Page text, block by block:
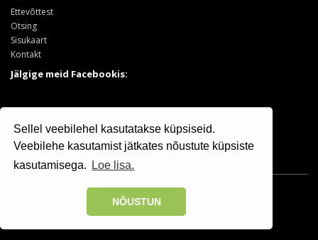
Sellel veebilehel kasutatakse küpsiseid.
Veebilehe kasutamist jätkates nõustute küpsiste
kasutamisega.
Loe lisa.
NÕUSTUN
Ettevõttest
Otsing
Sisukaart
Kontakt
Jälgige meid Facebookis:
Puukool
Sooduspakkumised
Osaühing Kristiine Puukool © 2025 | +372 506 7799